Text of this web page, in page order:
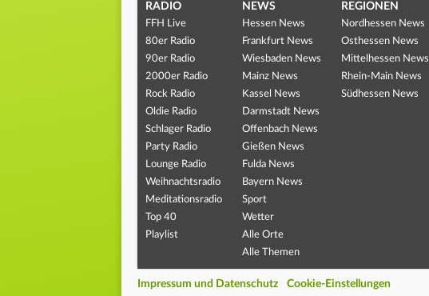
RADIO
FFH Live
80er Radio
90er Radio
2000er Radio
Rock Radio
Oldie Radio
Schlager Radio
Party Radio
Lounge Radio
Weihnachtsradio
Meditationsradio
Top 40
Playlist
NEWS
Hessen News
Frankfurt News
Wiesbaden News
Mainz News
Kassel News
Darmstadt News
Offenbach News
Gießen News
Fulda News
Bayern News
Sport
Wetter
Alle Orte
Alle Themen
REGIONEN
Nordhessen News
Osthessen News
Mittelhessen News
Rhein-Main News
Südhessen News
Impressum und Datenschutz Cookie-Einstellungen